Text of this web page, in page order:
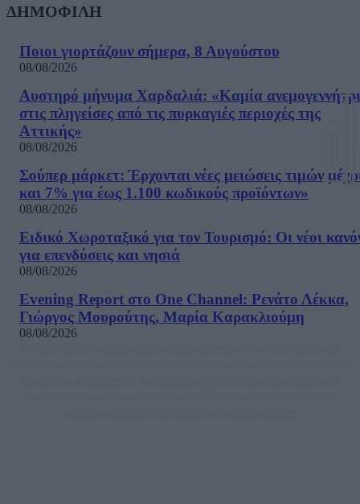
ΔΗΜΟΦΙΛΗ
Ποιοι γιορτάζουν σήμερα, 8 Αυγούστου
08/08/2026
Αυστηρό μήνυμα Χαρδαλιά: «Καμία
στις πληγείσες από τις πυρκαγιές περιοχές της
Αττικής»
08/08/2026
Σούπερ μάρκετ: Έρχονται νέες μειώσεις τιμών
και 7% για έως 1.100 κωδικούς προϊόντων»
08/08/2026
Ειδικό Χωροταξικό για τον Τουρισμό: Οι νέοι
για επενδύσεις και νησιά
08/08/2026
Evening Report στο One Channel: Ρενάτο Λέκκα,
Γιώργος Μουρούτης, Μαρία Καρακλιούμη
08/08/2026